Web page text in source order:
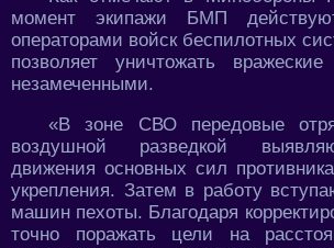
момент экипажи БМП
операторами войск беспилотных
позволяет уничтожать
незамеченными.
«В зоне СВО передовые
воздушной разведкой
движения основных сил
укрепления. Затем в работу
машин пехоты. Благодаря
точно поражать цели на